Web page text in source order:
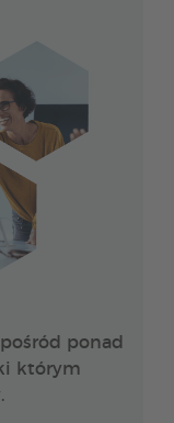
ponad
którym